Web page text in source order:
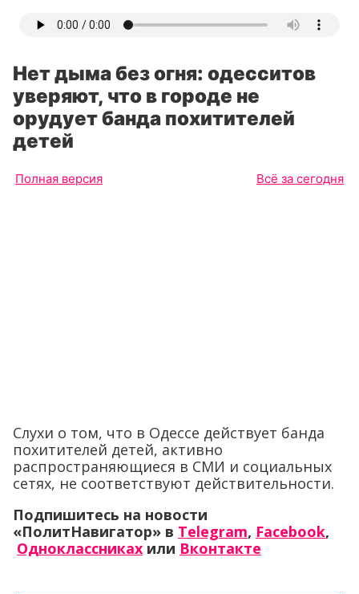
Нет дыма без огня: одесситов
уверяют, что в городе не
орудует банда похитителей
детей
Полная версия Всё за сегодня
Слухи о том, что в Одессе действует банда
похитителей детей, активно
распространяющиеся в СМИ и социальных
сетях, не соответствуют действительности.
Подпишитесь на новости
«ПолитНавигатор» в Telegram, Facebook,
Одноклассниках или Вконтакте